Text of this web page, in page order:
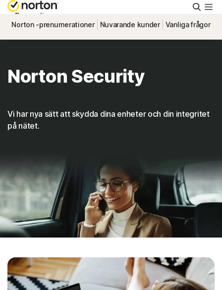
Sök
Personlig
Support
Prova kostnadsfritt
Logga in
Norton -prenumerationer Nuvarande kunder Vanliga frågor
Norton Security
Vi har nya sätt att skydda dina enheter och din integritet
på nätet.